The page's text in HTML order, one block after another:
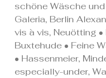
schöne Wäsche
Galeria, Berlin
vis à vis, Neuötting
Buxtehude • Feine
• Hassenmeier,
especially-under,